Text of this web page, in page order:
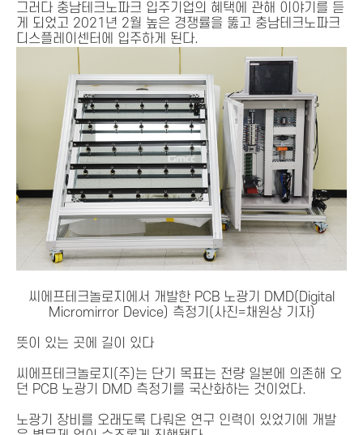
그러다 충남테크노파크 입주기업의 혜택에 관해 이야기를 듣
게 되었고 2021년 2월 높은 경쟁률을 뚫고 충남테크노파크
디스플레이센터에 입주하게 된다.
씨에프테크놀로지에서 개발한 PCB 노광기 DMD(Digital
Micromirror Device) 측정기(사진=채원상 기자)
뜻이 있는 곳에 길이 있다
씨에프테크놀로지(주)는 단기 목표는 전량 일본에 의존해 오
던 PCB 노광기 DMD 측정기를 국산화하는 것이었다.
노광기 장비를 오래도록 다뤄온 연구 인력이 있었기에 개발